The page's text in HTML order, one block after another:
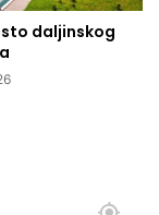
daljinskog